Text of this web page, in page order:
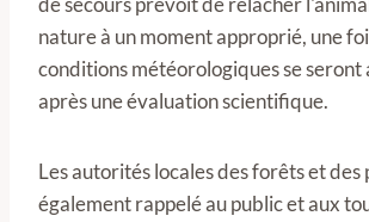
nature à un moment approprié, une
conditions météorologiques se seront
après une évaluation scientifique.
Les autorités locales des forêts et
également rappelé au public et aux